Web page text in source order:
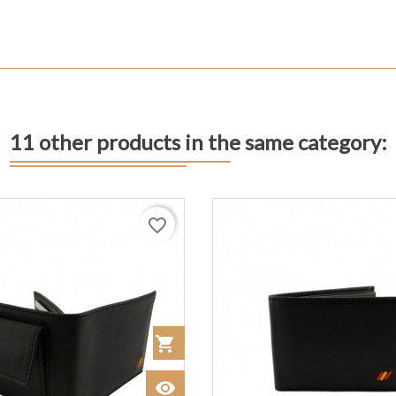
11 other products in the same category:
shopping_cart
visibility
favorite_border